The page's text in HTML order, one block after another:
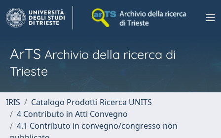
ArTS Archivio della ricerca di
Trieste
IRIS
Catalogo Prodotti Ricerca UNITS
4 Contributo in Atti Convegno
4.1 Contributo in convegno/congresso non